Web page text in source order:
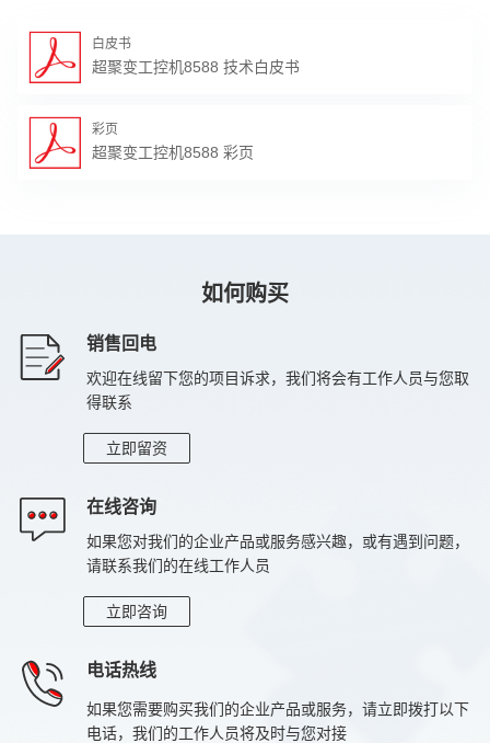
物理参数
尺寸：427mm × 451.55mm × 175.6mm
工作环境
湿度：5%~95%（非凝结状态）
白皮书
超聚变工控机8588 技术白皮书
彩页
超聚变工控机8588 彩页
如何购买
销售回电
欢迎在线留下您的项目诉求，我们将会有工作人员与您取
得联系
立即留资
在线咨询
如果您对我们的企业产品或服务感兴趣，或有遇到问题，
请联系我们的在线工作人员
立即咨询
电话热线
如果您需要购买我们的企业产品或服务，请立即拨打以下
电话，我们的工作人员将及时与您对接